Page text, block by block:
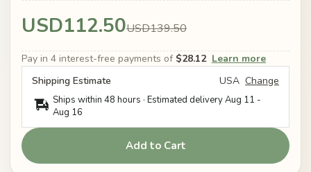
USD112.50USD139.50
Pay in 4 interest-free payments of $28.12 Learn more
Shipping Estimate
USA Change
Ships within 48 hours · Estimated deliveryAug 11 -
Aug 16
Add to Cart